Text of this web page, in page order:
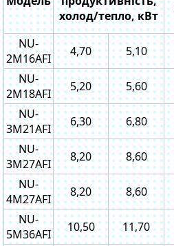
холод/тепло, кВт
NU-
2M16AFI
4,70 5,10
NU-
2M18AFI
5,20 5,60
NU-
3M21AFI
6,30 6,80
NU-
3M27AFI
8,20 8,60
NU-
4M27AFI
8,20 8,60
NU-
5M36AFI
10,50 11,70